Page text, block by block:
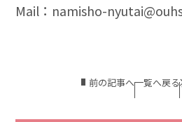
Mail：namisho-
前の記事へ一覧へ戻る